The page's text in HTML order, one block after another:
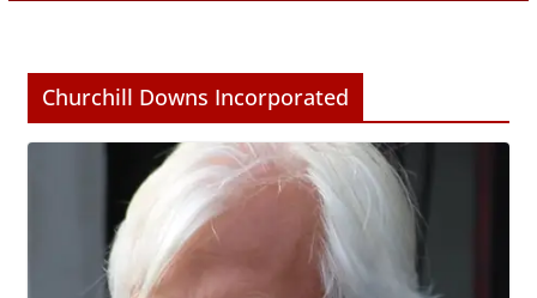
Churchill Downs Incorporated